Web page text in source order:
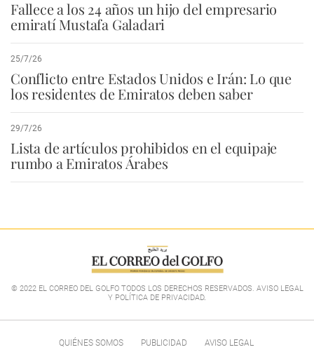
Fallece a los 24 años un hijo del empresario
emiratí Mustafa Galadari
25/7/26
Conflicto entre Estados Unidos e Irán: Lo que
los residentes de Emiratos deben saber
29/7/26
Lista de artículos prohibidos en el equipaje
rumbo a Emiratos Árabes
© 2022 EL CORREO DEL GOLFO TODOS LOS DERECHOS RESERVADOS. AVISO LEGAL
Y POLÍTICA DE PRIVACIDAD.
QUIÉNES SOMOS PUBLICIDAD AVISO LEGAL